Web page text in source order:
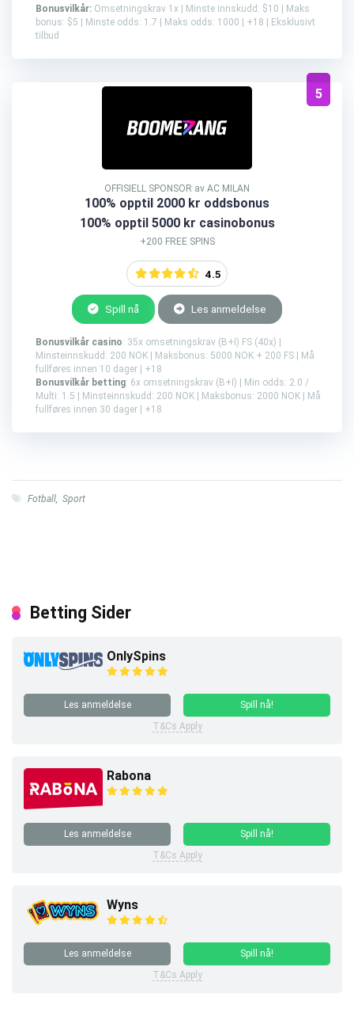
Bonusvilkår: Omsetningskrav 1x | Minste innskudd: $10 | Maks
bonus: $5 | Minste odds: 1.7 | Maks odds: 1000 | +18 | Eksklusivt
tilbud
5
OFFISIELL SPONSOR av AC MILAN
100% opptil 2000 kr oddsbonus
100% opptil 5000 kr casinobonus
+200 FREE SPINS
4.5
Spill nå Les anmeldelse
Bonusvilkår casino: 35x omsetningskrav (B+I) FS (40x) |
Minsteinnskudd: 200 NOK | Maksbonus: 5000 NOK + 200 FS | Må
fullføres innen 10 dager | +18
Bonusvilkår betting: 6x omsetningskrav (B+I) | Min odds: 2.0 /
Multi: 1.5 | Minsteinnskudd: 200 NOK | Maksbonus: 2000 NOK | Må
fullføres innen 30 dager | +18
Fotball, Sport
Betting Sider
OnlySpins
Les anmeldelse
Spill nå!
T&Cs Apply
Rabona
Les anmeldelse
Spill nå!
T&Cs Apply
Wyns
Les anmeldelse
Spill nå!
T&Cs Apply